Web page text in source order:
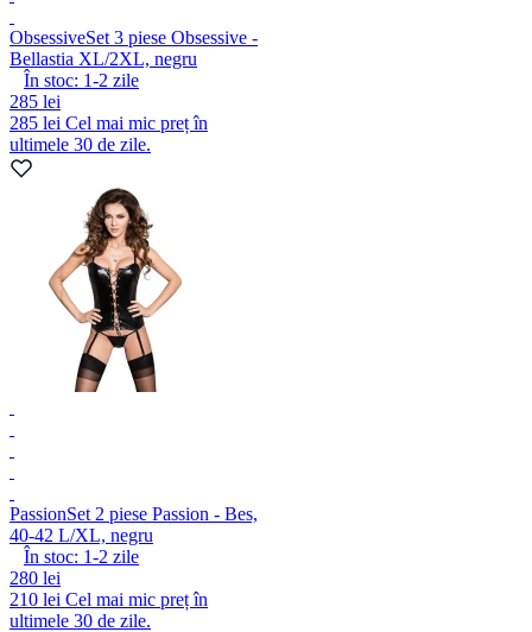
ObsessiveSet 3 piese Obsessive -
Bellastia XL/2XL, negru
În stoc: 1-2 zile
285 lei
285 lei Cel mai mic preț în
ultimele 30 de zile.
PassionSet 2 piese Passion - Bes,
40-42 L/XL, negru
În stoc: 1-2 zile
280 lei
210 lei Cel mai mic preț în
ultimele 30 de zile.